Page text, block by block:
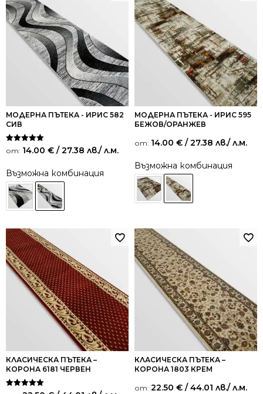
МОДЕРНА ПЪТЕКА - ИРИС 582
СИВ
Оценено на
5.00
от: 14.00 € / 27.38 лв./ л.м.
Възможна комбинация
МОДЕРНА ПЪТЕКА - ИРИС 595
БЕЖОВ/ОРАНЖЕВ
от: 14.00 € / 27.38 лв./ л.м.
Възможна комбинация
КЛАСИЧЕСКА ПЪТЕКА –
КОРОНА 6181 ЧЕРВЕН
КЛАСИЧЕСКА ПЪТЕКА –
КОРОНА 1803 КРЕМ
от: 22.50 € / 44.01 лв./ л.м.